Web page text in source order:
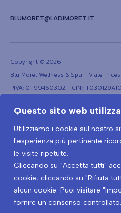
Questo sito web
Utilizziamo i cookie sul nostro
l'esperienza più pertinente
le visite ripetute.
Cliccando su "Accetta tutti"
cookie, cliccando su "Rifiuta
alcun cookie. Puoi visitare
fornire un consenso controllato.
BLUMORET@LADIMORET.IT
Copyright © 2026
Blu Moret Wellness & Spa – Viale
PIVA: 01199460302 – CIN: